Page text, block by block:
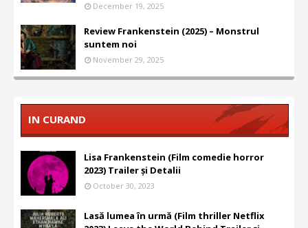
December 19, 2025
Review Frankenstein (2025) – Monstrul
suntem noi
November 29, 2025
IN CURAND
Lisa Frankenstein (Film comedie horror
2023) Trailer și Detalii
October 30, 2023
Lasă lumea în urmă (Film thriller Netflix